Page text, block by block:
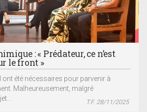
: « Prédateur, ce n’est
le front »
ont été nécessaires pour parvenir à
Malheureusement, malgré
T.F. 28/11/2025